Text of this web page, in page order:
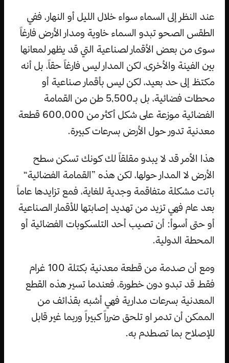
عند النظر إلى السماء سواء خلال الليل أو النهار، ففي
الطقس الصحو تبدو السماء خاوية ومدار الأرض فارغاً
سوى من بعض الأقمار لصناعية التي قد يظهر لمعانها
بين الفينة والأخرى، لكن المدار ليس فارغاً حقاً، بل أنه
مكتظ إلى حد بعيد، لكن ليس بأقمار صناعية أو
محطات فضائية، بل بـ5,500 طن من القمامة
الفضائية موزعة على شكل أكثر من 600,000 قطعة
معدنية تدور حول الأرض بسرعات كبيرة.
هذا الأمر قد لا يبدو مقلقاً لك كونك تسكن سطح
الأرض لا المدار حولها، لكن هذه ”القمامة الفضائية“
باتت مشكلة متفاقمة وجدية للغاية، فمع تزايدها عاماً
بعد عام فهي تزيد من تهديد إصابتها للأقمار الصناعية
أو حتى أسوأ: أن تصيب أحد التلسكوبات الفضائية أو
المحطة الدولية.
ومع أن صدمة من قطعة معدنية بكتلة 100 غرام
فقط قد تبدو دون خطورة، فعندما تسير هذه القطع
المعدنية بسرعات مدارية فهي أشبه بقذائف من
الممكن أن تدمر او تلحق ضرراً كبيراً وربما غير قابل
للإصلاح بما تصطدم به.